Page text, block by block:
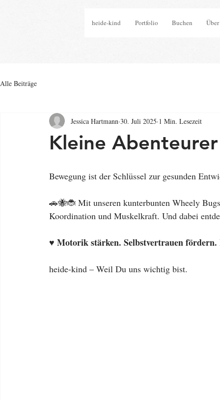
heide-kind Portfolio Buchen
Alle Beiträge
Kleine
Jessica Hartmann 30. Juli 2025 1 Min. Lesezeit
Bewegung ist der Schlüssel zur gesunden
🚗🐝🐞 Mit unseren kunterbunten Wheely
Koordination und Muskelkraft. Und dabei
♥️ Motorik stärken. Selbstvertrauen fördern.
heide-kind – Weil Du uns wichtig bist.